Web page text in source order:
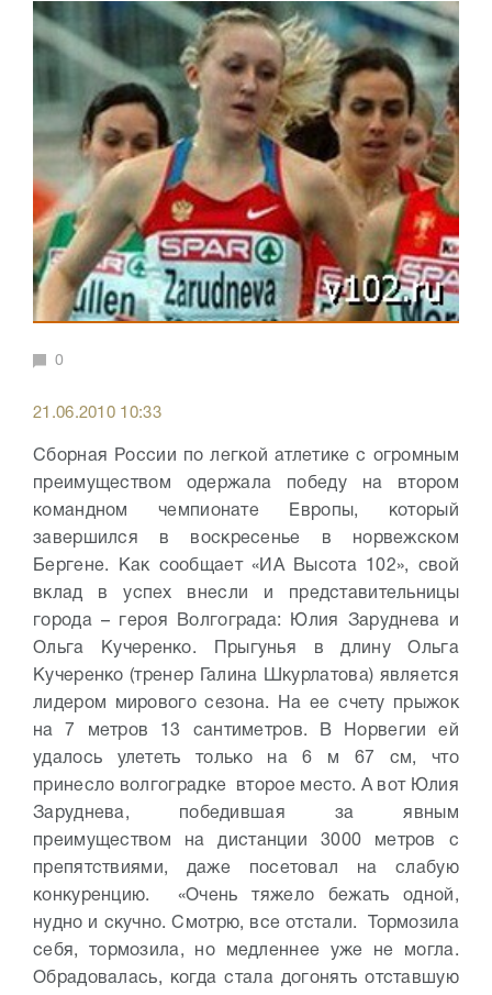
0
21.06.2010 10:33
Сборная России по легкой атлетике с огромным
преимуществом одержала победу на втором
командном чемпионате Европы, который
завершился в воскресенье в норвежском
Бергене. Как сообщает «ИА Высота 102», свой
вклад в успех внесли и представительницы
города – героя Волгограда: Юлия Заруднева и
Ольга Кучеренко. Прыгунья в длину Ольга
Кучеренко (тренер Галина Шкурлатова) является
лидером мирового сезона. На ее счету прыжок
на 7 метров 13 сантиметров. В Норвегии ей
удалось улететь только на 6 м 67 см, что
принесло волгоградке второе место. А вот Юлия
Заруднева, победившая за явным
преимуществом на дистанции 3000 метров с
препятствиями, даже посетовал на слабую
конкуренцию. «Очень тяжело бежать одной,
нудно и скучно. Смотрю, все отстали. Тормозила
себя, тормозила, но медленнее уже не могла.
Обрадовалась, когда стала догонять отставшую